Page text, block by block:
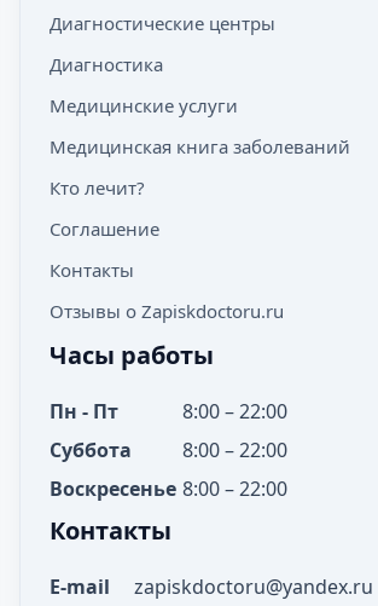
Диагностические центры
Диагностика
Медицинские услуги
Медицинская книга заболеваний
Кто лечит?
Соглашение
Контакты
Отзывы о Zapiskdoctoru.ru
Часы работы
Пн - Пт
8:00 – 22:00
Суббота
8:00 – 22:00
Воскресенье 8:00 – 22:00
Контакты
E-mail zapiskdoctoru@yandex.ru